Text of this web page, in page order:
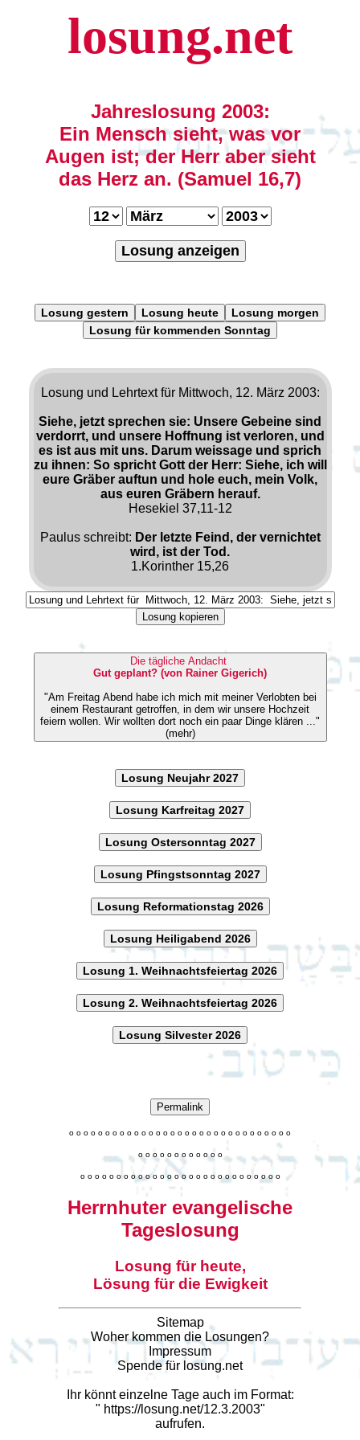
losung.net
Jahreslosung 2003:
Ein Mensch sieht, was vor
Augen ist; der Herr aber sieht
das Herz an. (Samuel 16,7)
Losung anzeigen
Losung gestern Losung heute
Losung morgen
Losung für kommenden Sonntag
Losung und Lehrtext für Mittwoch, 12. März 2003:
Siehe, jetzt sprechen sie: Unsere Gebeine sind
verdorrt, und unsere Hoffnung ist verloren, und
es ist aus mit uns. Darum weissage und sprich
zu ihnen: So spricht Gott der Herr: Siehe, ich will
eure Gräber auftun und hole euch, mein Volk,
aus euren Gräbern herauf.
Hesekiel 37,11-12
Paulus schreibt: Der letzte Feind, der vernichtet
wird, ist der Tod.
1.Korinther 15,26
Losung kopieren
Die tägliche Andacht
Gut geplant? (von Rainer Gigerich)
"Am Freitag Abend habe ich mich mit meiner Verlobten bei
einem Restaurant getroffen, in dem wir unsere Hochzeit
feiern wollen. Wir wollten dort noch ein paar Dinge klären ..."
(mehr)
Losung Neujahr 2027
Losung Karfreitag 2027
Losung Ostersonntag 2027
Losung Pfingstsonntag 2027
Losung Reformationstag 2026
Losung Heiligabend 2026
Losung 1. Weihnachtsfeiertag 2026
Losung 2. Weihnachtsfeiertag 2026
Losung Silvester 2026
Permalink
o o o o o o o o o o o o o o o o o o o o o o o o o o o o o o o
o o o o o o o o o o o o
o o o o o o o o o o o o o o o o o o o o o o o o o o o o
Herrnhuter evangelische
Tageslosung
Losung für heute,
Lösung für die Ewigkeit
Sitemap
Woher kommen die Losungen?
Impressum
Spende für losung.net
Ihr könnt einzelne Tage auch im Format:
" https://losung.net/12.3.2003"
aufrufen.